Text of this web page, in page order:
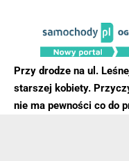
Przy drodze na ul.
starszej kobiety.
nie ma pewności co do